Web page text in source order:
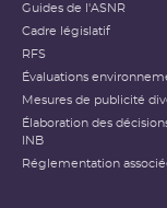
Niveau 2
Niveau 3
Guides de l'ASNR
Cadre législatif
RFS
Évaluations
Mesures de publicité
Élaboration des
INB
Réglementation